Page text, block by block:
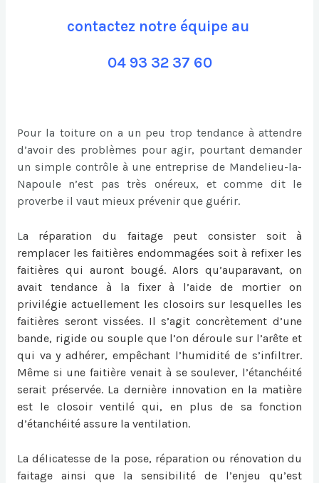
contactez notre équipe au
04 93 32 37 60
Pour la toiture on a un peu trop tendance à attendre
d’avoir des problèmes pour agir, pourtant demander
un simple contrôle à une entreprise de Mandelieu-la-
Napoule n’est pas très onéreux, et comme dit le
proverbe il vaut mieux prévenir que guérir.
La réparation du faitage peut consister soit à
remplacer les faitières endommagées soit à refixer les
faitières qui auront bougé. Alors qu’auparavant, on
avait tendance à la fixer à l’aide de mortier on
privilégie actuellement les closoirs sur lesquelles les
faitières seront vissées. Il s’agit concrètement d’une
bande, rigide ou souple que l’on déroule sur l’arête et
qui va y adhérer, empêchant l’humidité de s’infiltrer.
Même si une faitière venait à se soulever, l’étanchéité
serait préservée. La dernière innovation en la matière
est le closoir ventilé qui, en plus de sa fonction
d’étanchéité assure la ventilation.
La délicatesse de la pose, réparation ou rénovation du
faitage ainsi que la sensibilité de l’enjeu qu’est